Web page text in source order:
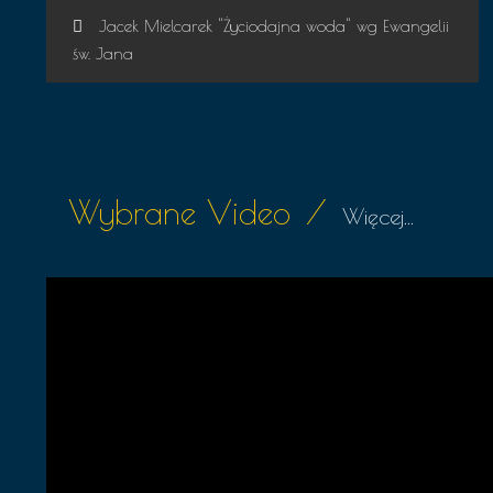
Jacek Mielcarek "Życiodajna woda" wg Ewangelii
św. Jana
Wybrane Video / Więcej...